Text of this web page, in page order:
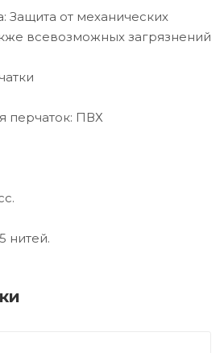
Защита от механических
всевозможных загрязнений
перчаток: ПВХ
нитей.